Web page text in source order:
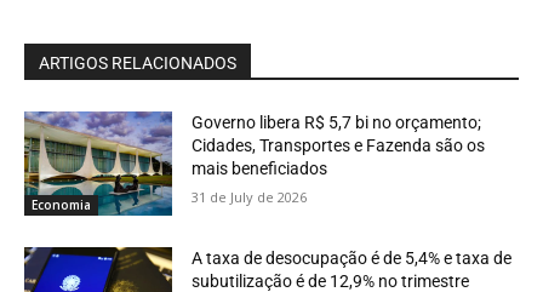
ARTIGOS RELACIONADOS
Economia
Governo libera R$ 5,7 bi no orçamento;
Cidades, Transportes e Fazenda são os
mais beneficiados
31 de July de 2026
A taxa de desocupação é de 5,4% e taxa de
subutilização é de 12,9% no trimestre